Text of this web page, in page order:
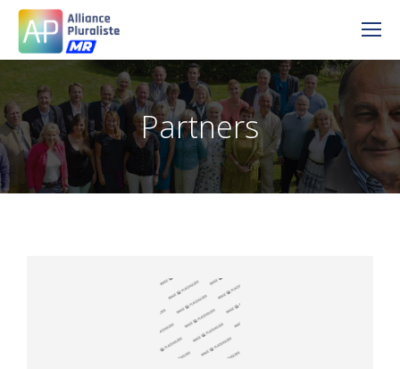
Partners